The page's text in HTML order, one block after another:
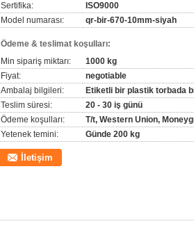
Sertifika:
ISO9000
Model numarası:
qr-bir-670-10mm-siyah
Ödeme & teslimat koşulları:
Min sipariş miktarı:
1000 kg
Fiyat:
negotiable
Ambalaj bilgileri:
Etiketli bir plastik torbada
Teslim süresi:
20 - 30 iş günü
Ödeme koşulları:
T/t, Western Union,
Yetenek temini:
Günde 200 kg
İletişim